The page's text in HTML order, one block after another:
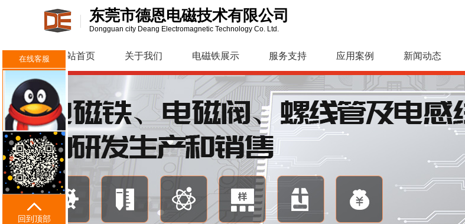
东莞市德恩电磁技术有限公司
Dongguan city Deang Electromagnetic Technology Co. Ltd.
网站首页 关于我们 电磁铁展示 服务支持 应用案例 新闻动态
在线客服
回到顶部